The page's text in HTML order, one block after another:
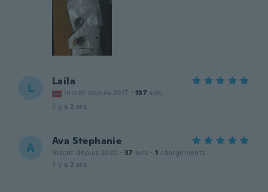
L Laila
Inscrit depuis 2017 · 137 avis
il y a 2 ans
A Ava Stephanie
Inscrit depuis 2020 · 37 avis · 1 chargements
il y a 2 ans